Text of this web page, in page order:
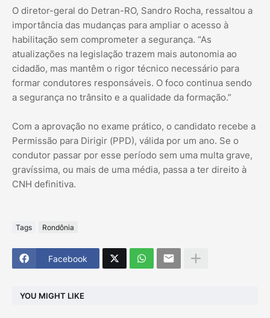
O diretor-geral do Detran-RO, Sandro Rocha, ressaltou a
importância das mudanças para ampliar o acesso à
habilitação sem comprometer a segurança. “As
atualizações na legislação trazem mais autonomia ao
cidadão, mas mantêm o rigor técnico necessário para
formar condutores responsáveis. O foco continua sendo
a segurança no trânsito e a qualidade da formação.”
Com a aprovação no exame prático, o candidato recebe a
Permissão para Dirigir (PPD), válida por um ano. Se o
condutor passar por esse período sem uma multa grave,
gravíssima, ou mais de uma média, passa a ter direito à
CNH definitiva.
Tags Rondônia
Facebook
YOU MIGHT LIKE